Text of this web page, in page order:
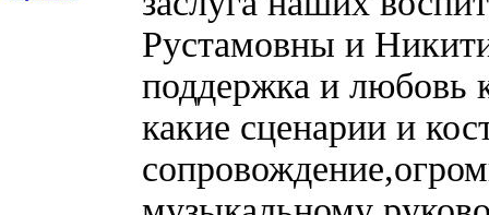
Рустамовны и
поддержка и любовь
какие сценарии и